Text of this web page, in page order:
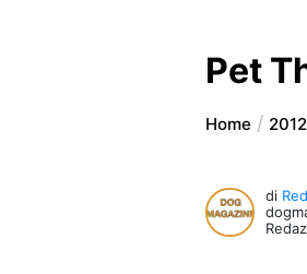
Pet
Home 2012
di